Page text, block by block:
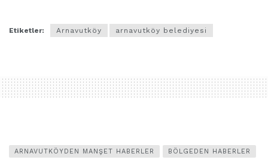
Etiketler: Arnavutköy arnavutköy belediyesi
ARNAVUTKÖYDEN MANŞET HABERLER BÖLGEDEN HABERLER